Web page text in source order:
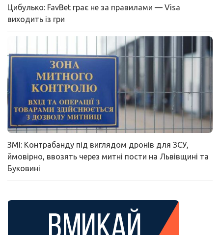
Цибулько: FavBet грає не за правилами — Visa
виходить із гри
ЗМІ: Контрабанду під виглядом дронів для ЗСУ,
ймовірно, ввозять через митні пости на Львівщині та
Буковині